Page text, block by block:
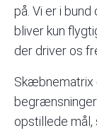
på. Vi er i
bliver kun
der driver os
Skæbnematrix
opstillede mål,